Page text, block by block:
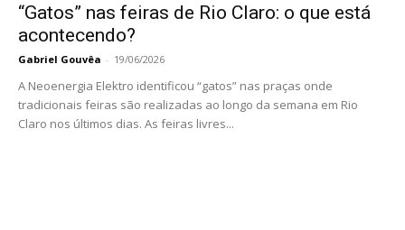
“Gatos” nas feiras de Rio Claro: o que está
acontecendo?
Gabriel Gouvêa - 19/06/2026
A Neoenergia Elektro identificou “gatos” nas praças onde
tradicionais feiras são realizadas ao longo da semana em Rio
Claro nos últimos dias. As feiras livres...